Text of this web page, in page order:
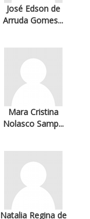
José Edson de
Arruda Gomes...
Mara Cristina
Nolasco Samp...
Natalia Regina de